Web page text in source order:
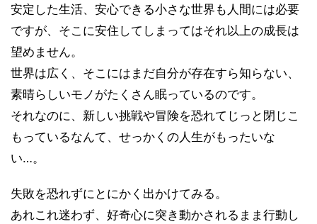
安定した生活、安心できる小さな世界も人間には必要
ですが、そこに安住してしまってはそれ以上の成長は
望めません。
世界は広く、そこにはまだ自分が存在すら知らない、
素晴らしいモノがたくさん眠っているのです。
それなのに、新しい挑戦や冒険を恐れてじっと閉じこ
もっているなんて、せっかくの人生がもったいな
い…。
失敗を恐れずにとにかく出かけてみる。
あれこれ迷わず、好奇心に突き動かされるまま行動し